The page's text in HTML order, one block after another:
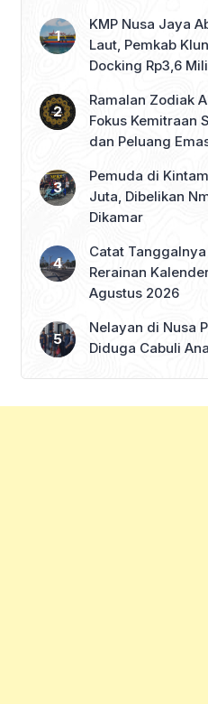
KMP Nusa Jaya
Laut, Pemkab
Docking Rp3,6
Ramalan Zodiak
Fokus Kemitraan
dan Peluang
Pemuda di
Juta, Dibelikan
Dikamar
Catat
Rerainan
Agustus 2026
Nelayan di Nusa
Diduga Cabuli